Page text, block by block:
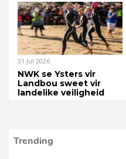
31 Jul 2026
NWK se Ysters vir
Landbou sweet vir
landelike veiligheid
Trending